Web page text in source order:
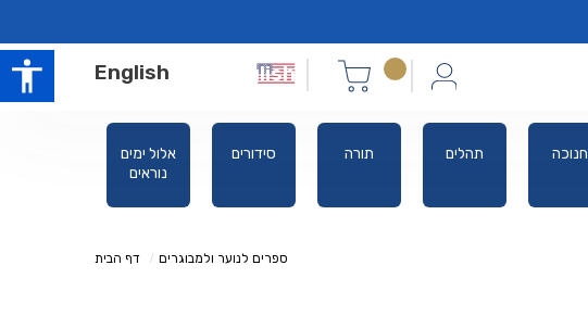
English
אלול ימים
נוראים
סידורים תורה תהלים חנוכה
דף הבית ספרים לנוער ולמבוגרים